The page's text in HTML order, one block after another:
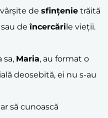
de sfințenie trăită
de încercările vieții.
sa, Maria, au format o
deosebită, ei nu s-au
să cunoască